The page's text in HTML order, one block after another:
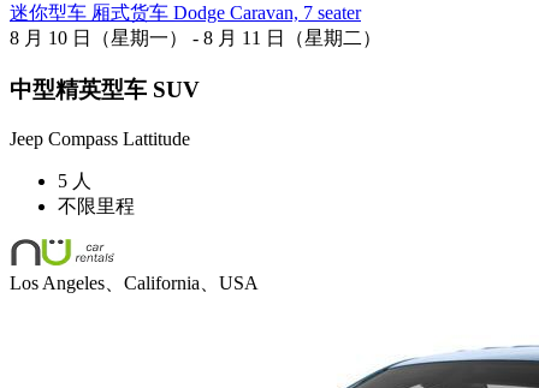
迷你型车 厢式货车 Dodge Caravan, 7 seater
8 月 10 日（星期一） - 8 月 11 日（星期二）
中型精英型车 SUV
Jeep Compass Lattitude
5 人
不限里程
Los Angeles、California、USA